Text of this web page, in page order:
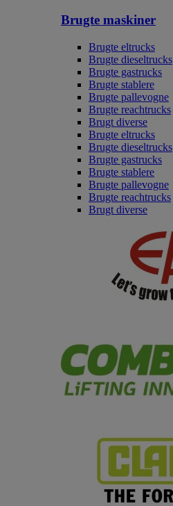
Brugte maskiner
Brugte eltrucks
Brugte dieseltrucks
Brugte gastrucks
Brugte stablere
Brugte pallevogne
Brugte reachtrucks
Brugt diverse
Brugte eltrucks
Brugte dieseltrucks
Brugte gastrucks
Brugte stablere
Brugte pallevogne
Brugte reachtrucks
Brugt diverse